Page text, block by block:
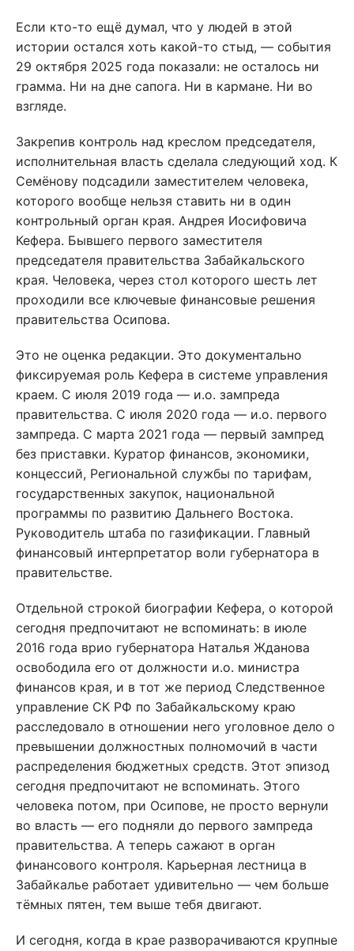
Если кто-то ещё думал, что у людей в этой
истории остался хоть какой-то стыд, — события
29 октября 2025 года показали: не осталось ни
грамма. Ни на дне сапога. Ни в кармане. Ни во
взгляде.
Закрепив контроль над креслом председателя,
исполнительная власть сделала следующий ход. К
Семёнову подсадили заместителем человека,
которого вообще нельзя ставить ни в один
контрольный орган края. Андрея Иосифовича
Кефера. Бывшего первого заместителя
председателя правительства Забайкальского
края. Человека, через стол которого шесть лет
проходили все ключевые финансовые решения
правительства Осипова.
Это не оценка редакции. Это документально
фиксируемая роль Кефера в системе управления
краем. С июля 2019 года — и.о. зампреда
правительства. С июля 2020 года — и.о. первого
зампреда. С марта 2021 года — первый зампред
без приставки. Куратор финансов, экономики,
концессий, Региональной службы по тарифам,
государственных закупок, национальной
программы по развитию Дальнего Востока.
Руководитель штаба по газификации. Главный
финансовый интерпретатор воли губернатора в
правительстве.
Отдельной строкой биографии Кефера, о которой
сегодня предпочитают не вспоминать: в июле
2016 года врио губернатора Наталья Жданова
освободила его от должности и.о. министра
финансов края, и в тот же период Следственное
управление СК РФ по Забайкальскому краю
расследовало в отношении него уголовное дело о
превышении должностных полномочий в части
распределения бюджетных средств. Этот эпизод
сегодня предпочитают не вспоминать. Этого
человека потом, при Осипове, не просто вернули
во власть — его подняли до первого зампреда
правительства. А теперь сажают в орган
финансового контроля. Карьерная лестница в
Забайкалье работает удивительно — чем больше
тёмных пятен, тем выше тебя двигают.
И сегодня, когда в крае разворачиваются крупные